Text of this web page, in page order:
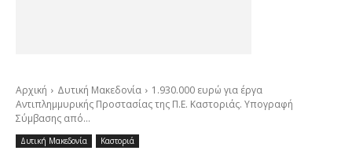
Αρχική Δυτική Μακεδονία
1.930.000 ευρώ για έργα
Αντιπλημμυρικής Προστασίας της Π.Ε. Καστοριάς. Υπογραφή
Σύμβασης από...
Δυτική Μακεδονία Καστοριά